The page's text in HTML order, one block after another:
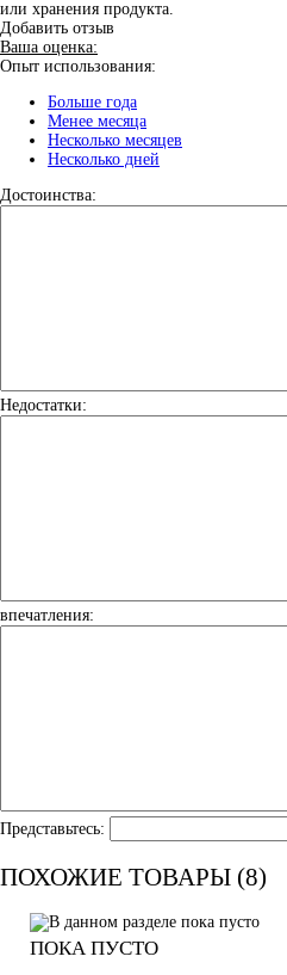
или хранения продукта.
Добавить отзыв
Ваша оценка:
Опыт использования:
Больше года
Менее месяца
Несколько месяцев
Несколько дней
Достоинства:
Недостатки:
впечатления:
Представьтесь:
ПОХОЖИЕ ТОВАРЫ (8)
ПОКА ПУСТО